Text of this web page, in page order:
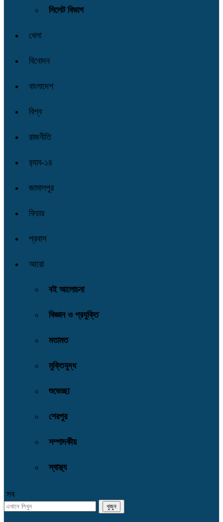
সিলেট বিভাগ
খেলা
বিনোদন
বাংলাদেশ
বিশ্ব
রাজনীতি
র‌্যাব-১৪
জামালপুর
ফিচার
প্রবাস
আরো
বই আলোচনা
বিজ্ঞান ও প্রযুক্তি
মতামত
মুক্তিযুদ্ধ
শুভেচ্ছা
শেরপুর
সম্পাদকীয়
স্বাস্থ্য
সব